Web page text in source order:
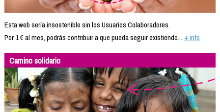
Esta web sería insostenible sin los Usuarios Colaboradores.
Por 1 € al mes, podrás contribuir a que pueda seguir existiendo... + info
Camino solidario